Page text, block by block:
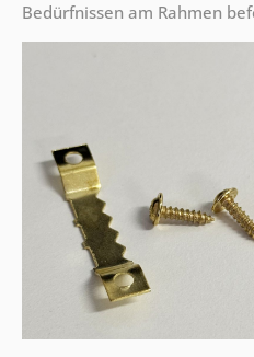
Bedürfnissen am Rahmen